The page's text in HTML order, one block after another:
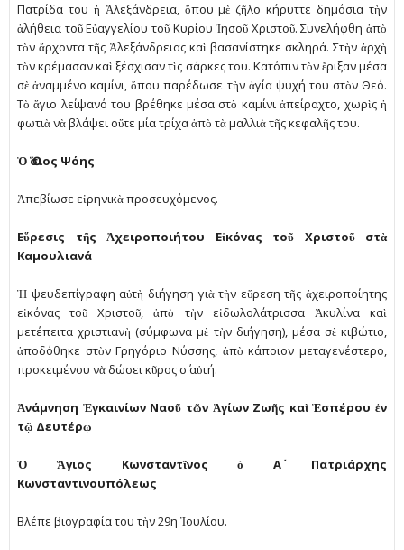
Πατρίδα του ἡ Ἀλεξάνδρεια, ὅπου µὲ ζῆλο κήρυττε δηµόσια τὴν
ἀλήθεια τοῦ Εὐαγγελίου τοῦ Κυρίου Ἰησοῦ Χριστοῦ. Συνελήφθη ἀπὸ
τὸν ἄρχοντα τῆς Ἀλεξάνδρειας καὶ βασανίστηκε σκληρά. Στὴν ἀρχὴ
τὸν κρέµασαν καὶ ξέσχισαν τὶς σάρκες του. Κατόπιν τὸν ἔριξαν µέσα
σὲ ἀναµµένο καµίνι, ὅπου παρέδωσε τὴν ἁγία ψυχή του στὸν Θεό.
Τὸ ἅγιο λείψανό του βρέθηκε µέσα στὸ καµίνι ἀπείραχτο, χωρὶς ἡ
φωτιὰ νὰ βλάψει οὔτε µία τρίχα ἀπὸ τὰ µαλλιὰ τῆς κεφαλῆς του.
Ὁ Ὅσιος Ψόης
Ἀπεβίωσε εἰρηνικὰ προσευχόµενος.
Εὕρεσις τῆς Ἀχειροποιήτου Εἰκόνας τοῦ Χριστοῦ στὰ
Καµουλιανά
Ἡ ψευδεπίγραφη αὐτὴ διήγηση γιὰ τὴν εὕρεση τῆς ἀχειροποίητης
εἰκόνας τοῦ Χριστοῦ, ἀπὸ τὴν εἰδωλολάτρισσα Ἀκυλίνα καὶ
µετέπειτα χριστιανὴ (σύµφωνα µὲ τὴν διήγηση), µέσα σὲ κιβώτιο,
ἀποδόθηκε στὸν Γρηγόριο Νύσσης, ἀπὸ κάποιον µεταγενέστερο,
προκειµένου νὰ δώσει κῦρος σ΄ αὐτή.
Ἀνάµνηση Ἐγκαινίων Ναοῦ τῶν Ἁγίων Ζωῆς καὶ Ἑσπέρου ἐν
τῷ Δευτέρῳ
Ὁ Ἅγιος Κωνσταντῖνος ὁ Α΄ Πατριάρχης
Κωνσταντινουπόλεως
Βλέπε βιογραφία του τὴν 29η Ἰουλίου.